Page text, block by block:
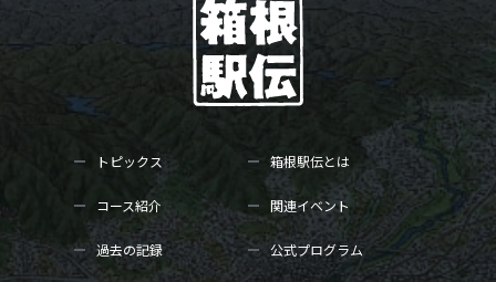
トピックス 箱根駅伝とは
コース紹介 関連イベント
過去の記録 公式プログラム